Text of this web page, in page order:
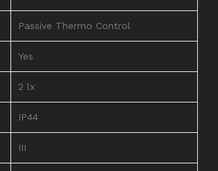
Passive Thermo Control
Yes
2 lx
IP44
III